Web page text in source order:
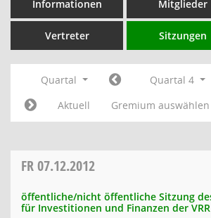
Informationen Mitglieder
Vertreter Sitzungen
Quartal Quartal 4
Aktuell
Gremium auswählen
FR07.12.2012
öffentliche/nicht öffentliche Sitzung
für Investitionen und Finanzen der VRR